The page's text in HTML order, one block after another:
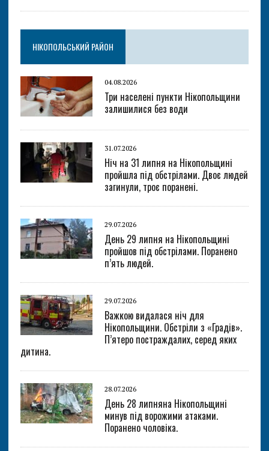
НІКОПОЛЬСЬКИЙ РАЙОН
04.08.2026
Три населені пункти Нікопольщини
залишилися без води
31.07.2026
Ніч на 31 липня на Нікопольщині
пройшла під обстрілами. Двоє людей
загинули, троє поранені.
29.07.2026
День 29 липня на Нікопольщині
пройшов під обстрілами. Поранено
п’ять людей.
29.07.2026
Важкою видалася ніч для
Нікопольщини. Обстріли з «Градів».
П’ятеро постраждалих, серед яких
дитина.
28.07.2026
День 28 липняна Нікопольщині
минув під ворожими атаками.
Поранено чоловіка.